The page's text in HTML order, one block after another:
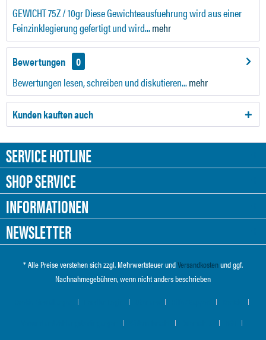
GEWICHT 75Z / 10gr Diese Gewichteausfuehrung wird aus einer
Feinzinklegierung gefertigt und wird...mehr
Bewertungen
0
Bewertungen lesen, schreiben und diskutieren...mehr
Kunden kauften auch
SERVICE HOTLINE
SHOP SERVICE
INFORMATIONEN
NEWSLETTER
* Alle Preise verstehen sich zzgl. Mehrwertsteuer undVersandkostenund ggf.
Nachnahmegebühren, wenn nicht anders beschrieben